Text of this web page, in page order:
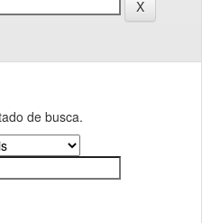
de busca.